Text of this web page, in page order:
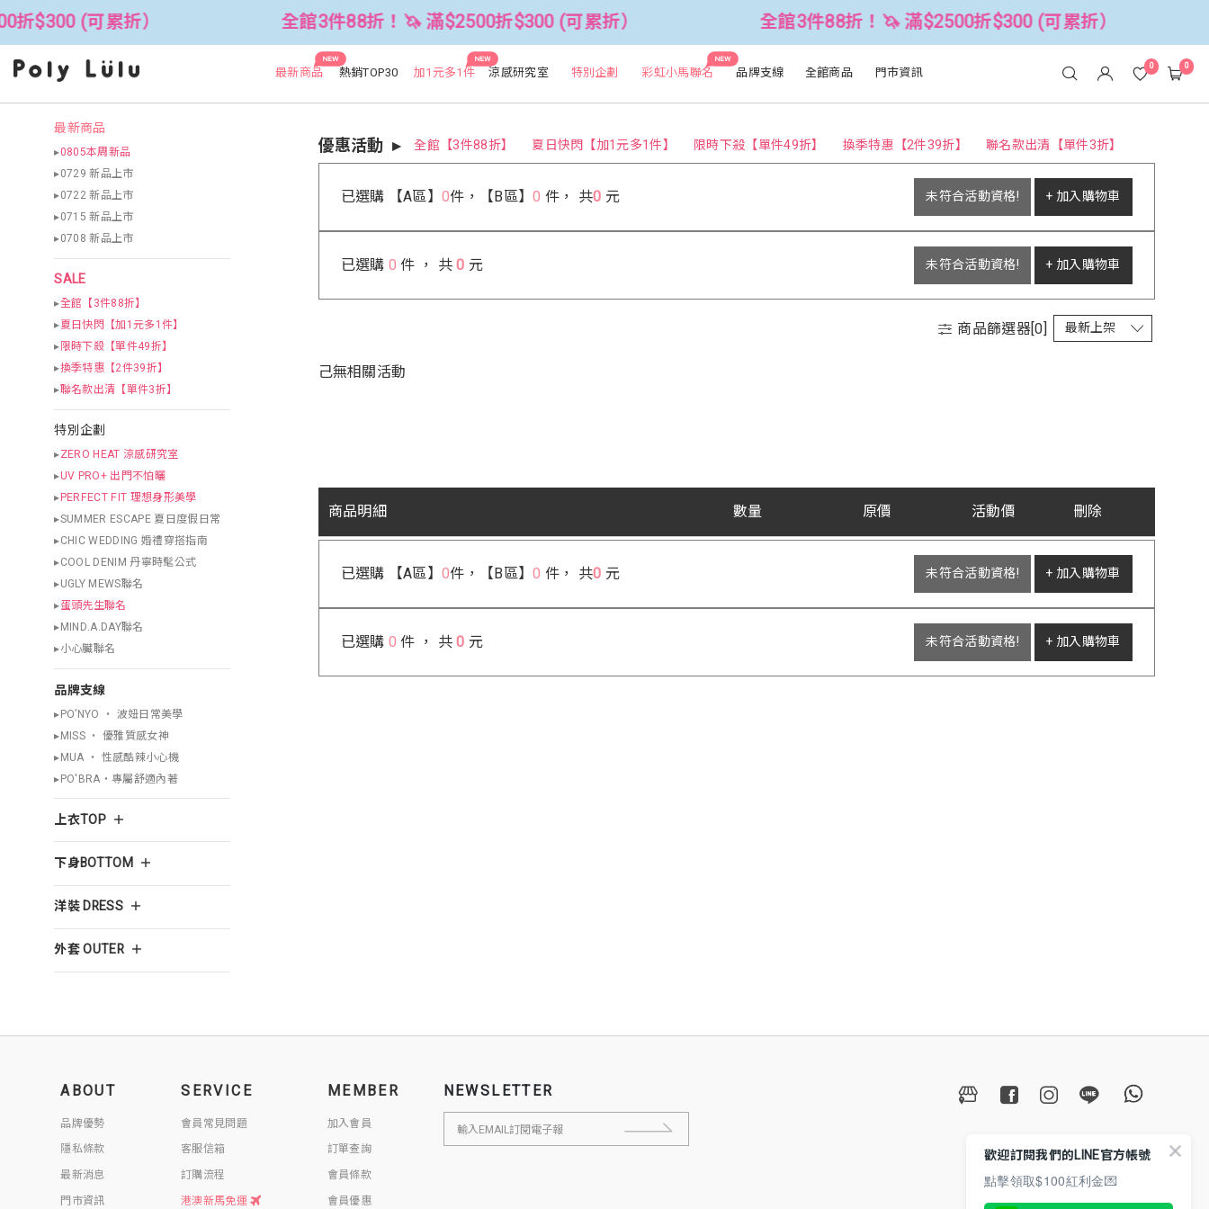
$300 (可累折） 全館3件88折！🦄 滿$2500折$300 (可累折） 全館3件88折！🦄 滿$2500折$300 (可累折）
NEW
最新商品 熱銷TOP30
NEW
加1元多1件 涼感研究室 特別企劃
NEW
彩虹小馬聯名 品牌支線 全館商品 門市資訊 0 0
最新商品
▸0805本周新品
▸0729 新品上市
▸0722 新品上市
▸0715 新品上市
▸0708 新品上市
SALE
▸全館【3件88折】
▸夏日快閃【加1元多1件】
▸限時下殺【單件49折】
▸換季特惠【2件39折】
▸聯名款出清【單件3折】
特別企劃
▸ZERO HEAT 涼感研究室
▸UV PRO+ 出門不怕曬
▸PERFECT FIT 理想身形美學
▸SUMMER ESCAPE 夏日度假日常
▸CHIC WEDDING 婚禮穿搭指南
▸COOL DENIM 丹寧時髦公式
▸UGLY MEWS聯名
▸蛋頭先生聯名
▸MIND.A.DAY聯名
▸小心臟聯名
品牌支線
▸PO’NYO ‧ 波妞日常美學
▸MISS ‧ 優雅質感女神
▸MUA ‧ 性感酷辣小心機
▸PO'BRA・專屬舒適內著
上衣TOP
下身BOTTOM
洋裝 DRESS
外套 OUTER
優惠活動 全館【3件88折】 夏日快閃【加1元多1件】 限時下殺【單件49折】 換季特惠【2件39折】 聯名款出清【單件3折】
已選購 【A區】0件，【B區】0 件， 共0 元 未符合活動資格! + 加入購物車
已選購 0 件 ， 共0 元 未符合活動資格! + 加入購物車
商品篩選器[0]
己無相關活動
商品明細 數量 原價 活動價 刪除
已選購 【A區】0件，【B區】0 件， 共0 元 未符合活動資格! + 加入購物車
已選購 0 件 ， 共0 元 未符合活動資格! + 加入購物車
ABOUT
品牌優勢
隱私條款
最新消息
門市資訊
SERVICE
會員常見問題
客服信箱
訂購流程
港澳新馬免運
MEMBER
加入會員
訂單查詢
會員條款
會員優惠
NEWSLETTER
歡迎訂閱我們的LINE官方帳號
點擊領取$100紅利金💌